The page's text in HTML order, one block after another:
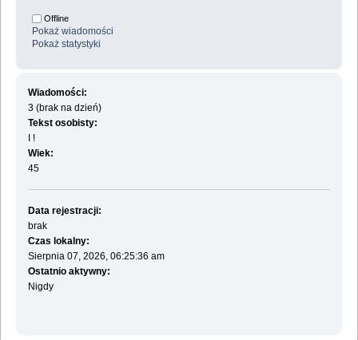
Offline
Pokaż wiadomości
Pokaż statystyki
Wiadomości:
3 (brak na dzień)
Tekst osobisty:
I !
Wiek:
45
Data rejestracji:
brak
Czas lokalny:
Sierpnia 07, 2026, 06:25:36 am
Ostatnio aktywny:
Nigdy